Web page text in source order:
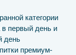
категории
в первый день и
день
премиум-